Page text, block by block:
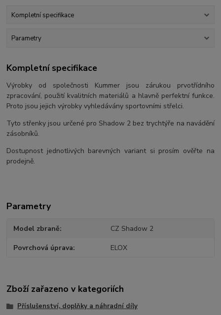
Kompletní specifikace
Parametry
Kompletní specifikace
Výrobky od společnosti Kummer jsou zárukou prvotřídního
zpracování, použití kvalitních materiálů a hlavně perfektní funkce.
Proto jsou jejich výrobky vyhledávány sportovními střelci.
Tyto střenky jsou určené pro Shadow 2 bez trychtýře na navádění
zásobníků.
Dostupnost jednotlivých barevných variant si prosím ověřte na
prodejně.
Parametry
Model zbraně CZ Shadow 2
Povrchová úprava ELOX
Zboží zařazeno v kategoriích
Příslušenství, doplňky a náhradní díly